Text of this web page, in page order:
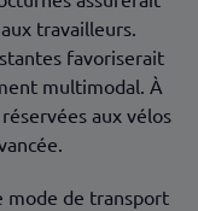
travailleurs.
favoriserait
multimodal. À
aux vélos
mode de transport